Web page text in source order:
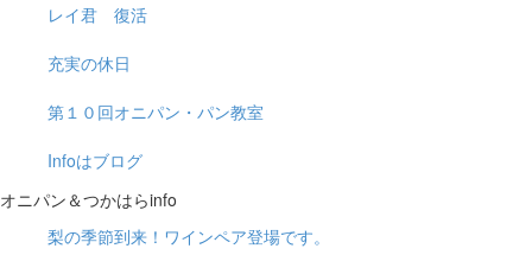
レイ君 復活
充実の休日
第１０回オニパン・パン教室
Infoはブログ
オニパン＆つかはらinfo
梨の季節到来！ワインペア登場です。